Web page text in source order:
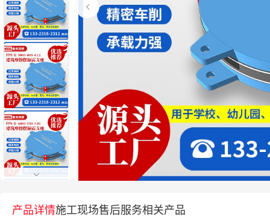
产品详情施工现场售后服务相关产品